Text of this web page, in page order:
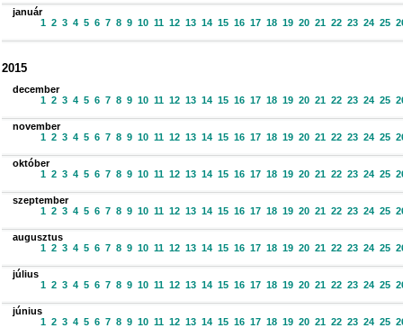
január
1 2 3 4 5 6 7 8 9 10 11 12 13 14 15 16 17 18 19 20 21 22 23 24 25
2015
december
1 2 3 4 5 6 7 8 9 10 11 12 13 14 15 16 17 18 19 20 21 22 23 24 25
november
1 2 3 4 5 6 7 8 9 10 11 12 13 14 15 16 17 18 19 20 21 22 23 24 25
október
1 2 3 4 5 6 7 8 9 10 11 12 13 14 15 16 17 18 19 20 21 22 23 24 25
szeptember
1 2 3 4 5 6 7 8 9 10 11 12 13 14 15 16 17 18 19 20 21 22 23 24 25
augusztus
1 2 3 4 5 6 7 8 9 10 11 12 13 14 15 16 17 18 19 20 21 22 23 24 25
július
1 2 3 4 5 6 7 8 9 10 11 12 13 14 15 16 17 18 19 20 21 22 23 24 25
június
1 2 3 4 5 6 7 8 9 10 11 12 13 14 15 16 17 18 19 20 21 22 23 24 25